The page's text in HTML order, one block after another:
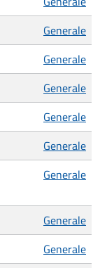
Generale
Generale
Generale
Generale
Generale
Generale
Generale
Generale